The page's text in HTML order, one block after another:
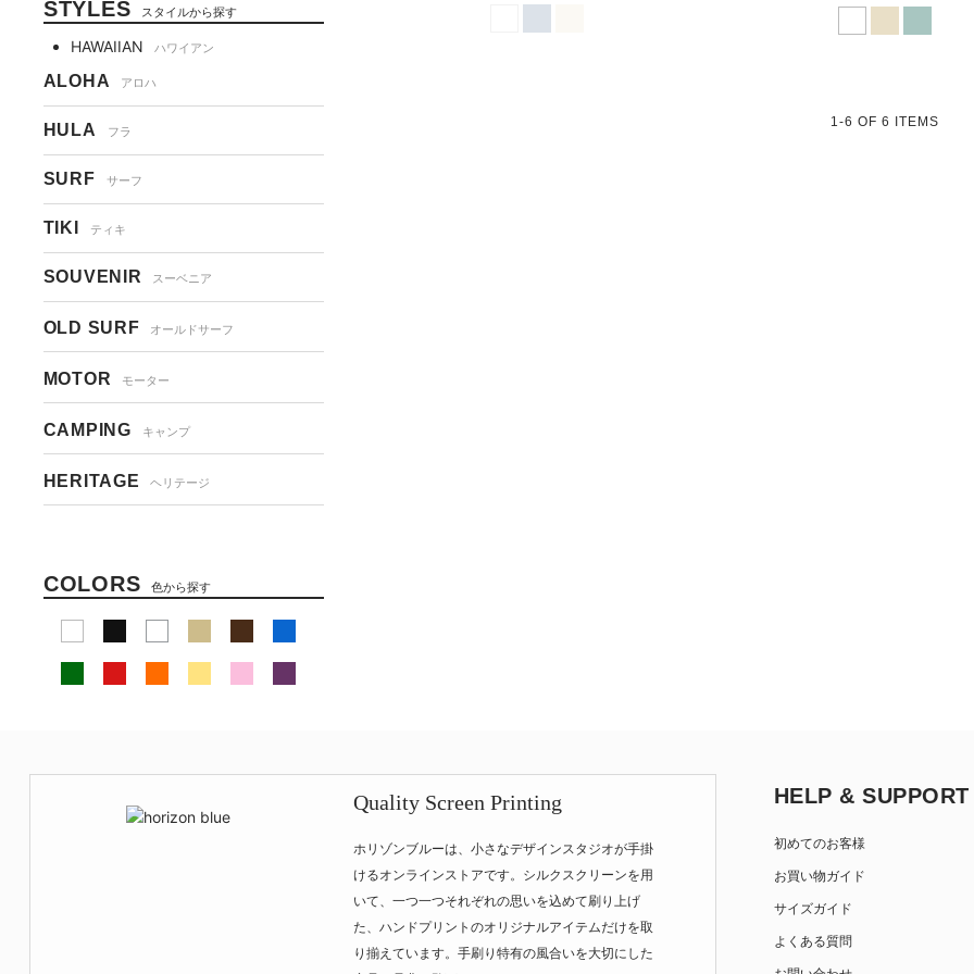
1-6 OF 6 ITEMS
STYLES スタイルから探す
HAWAIIAN ハワイアン
ALOHA アロハ
HULA フラ
SURF サーフ
TIKI ティキ
SOUVENIR スーベニア
OLD SURF オールドサーフ
MOTOR モーター
CAMPING キャンプ
HERITAGE ヘリテージ
COLORS 色から探す
Quality Screen Printing
ホリゾンブルーは、小さなデザインスタジオが手掛
けるオンラインストアです。シルクスクリーンを用
いて、一つ一つそれぞれの思いを込めて刷り上げ
た、ハンドプリントのオリジナルアイテムだけを取
り揃えています。手刷り特有の風合いを大切にした
HELP & SUPPORT
初めてのお客様
お買い物ガイド
サイズガイド
よくある質問